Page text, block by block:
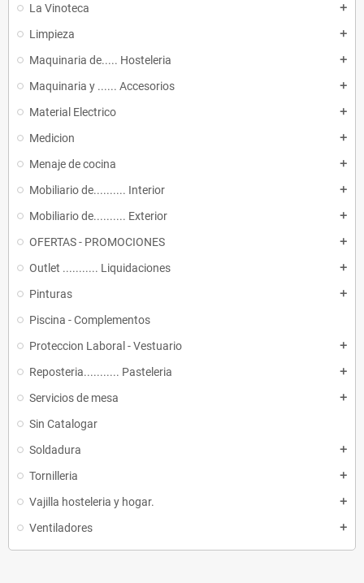
La Vinoteca
add
Limpieza add
Maquinaria de..... Hosteleria add
Maquinaria y ...... Accesorios add
Material Electrico add
Medicion add
Menaje de cocina add
Mobiliario de.......... Interior add
Mobiliario de.......... Exterior add
OFERTAS - PROMOCIONES add
Outlet ........... Liquidaciones add
Pinturas add
Piscina - Complementos
Proteccion Laboral - Vestuario
add
Reposteria........... Pasteleria add
Servicios de mesa add
Sin Catalogar
Soldadura
add
Tornilleria add
Vajilla hosteleria y hogar. add
Ventiladores add